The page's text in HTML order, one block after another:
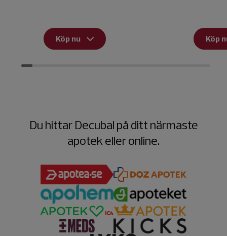
Köp nu Köp
Du hittar Decubal på ditt närmaste
apotek eller online.